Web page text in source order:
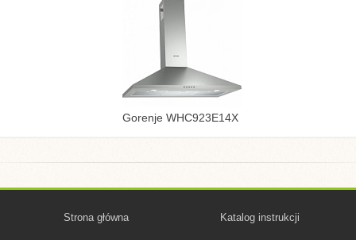
Gorenje WHC923E14X
Strona główna Katalog instrukcji